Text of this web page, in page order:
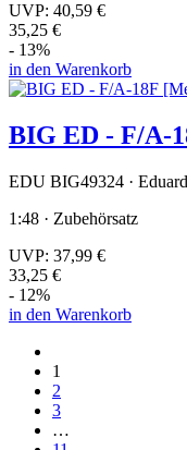
UVP: 40,59 €
35,25 €
- 13%
in den Warenkorb
BIG ED - F/A-
EDU BIG49324 · Eduard
1:48 · Zubehörsatz
UVP: 37,99 €
33,25 €
- 12%
in den Warenkorb
1
2
3
…